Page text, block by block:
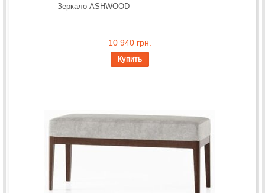
Зеркало ASHWOOD
10 940 грн.
Купить